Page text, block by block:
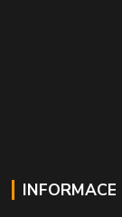
INFORMACE